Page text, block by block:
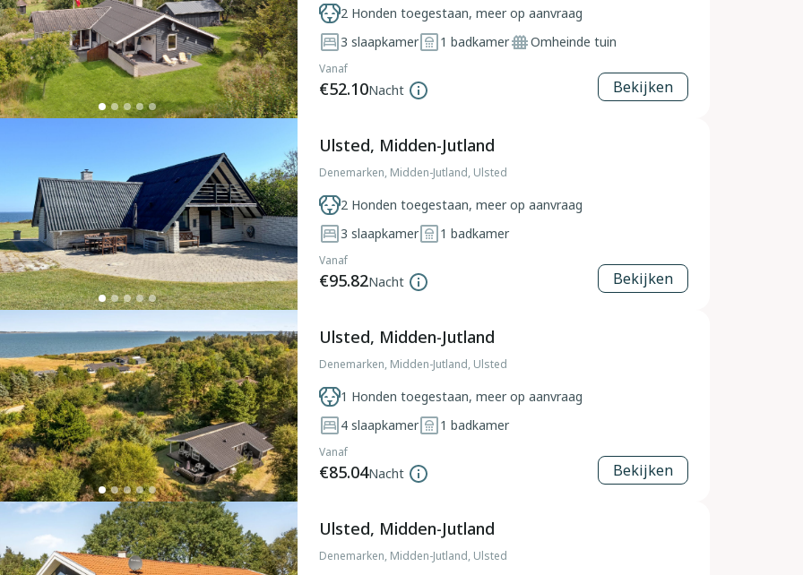
2 Honden toegestaan, meer op aanvraag
3 slaapkamer 1 badkamer Omheinde tuin
Vanaf
€52.10Nacht Bekijken
Ulsted, Midden-Jutland
Denemarken, Midden-Jutland, Ulsted
2 Honden toegestaan, meer op aanvraag
3 slaapkamer 1 badkamer
Vanaf
€95.82Nacht Bekijken
Ulsted, Midden-Jutland
Denemarken, Midden-Jutland, Ulsted
1 Honden toegestaan, meer op aanvraag
4 slaapkamer 1 badkamer
Vanaf
€85.04Nacht Bekijken
Ulsted, Midden-Jutland
Denemarken, Midden-Jutland, Ulsted